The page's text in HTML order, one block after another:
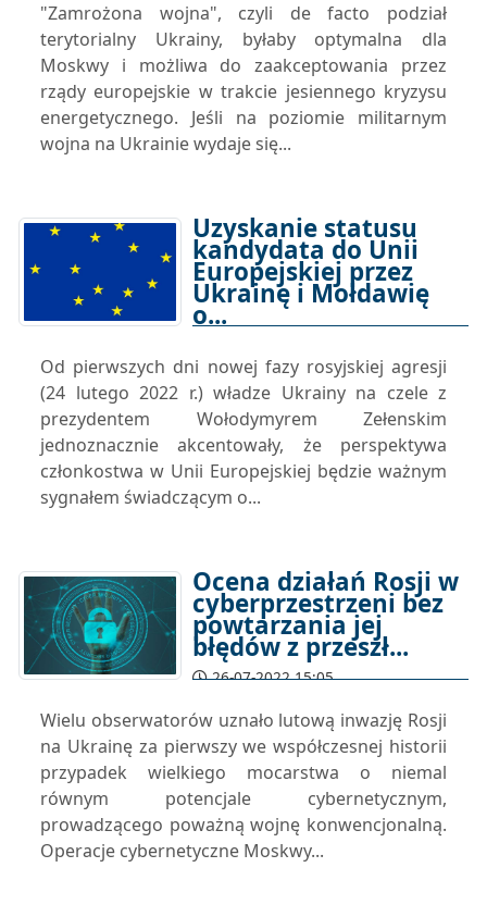
"Zamrożona wojna", czyli de facto podział
terytorialny Ukrainy, byłaby optymalna dla
Moskwy i możliwa do zaakceptowania przez
rządy europejskie w trakcie jesiennego kryzysu
energetycznego. Jeśli na poziomie militarnym
wojna na Ukrainie wydaje się...
Uzyskanie statusu
kandydata do Unii
Europejskiej przez
Ukrainę i Mołdawię
o...
Od pierwszych dni nowej fazy rosyjskiej agresji
(24 lutego 2022 r.) władze Ukrainy na czele z
prezydentem Wołodymyrem Zełenskim
jednoznacznie akcentowały, że perspektywa
członkostwa w Unii Europejskiej będzie ważnym
sygnałem świadczącym o...
Ocena działań Rosji w
cyberprzestrzeni bez
powtarzania jej
błędów z przeszł...
26-07-2022 15:05
Wielu obserwatorów uznało lutową inwazję Rosji
na Ukrainę za pierwszy we współczesnej historii
przypadek wielkiego mocarstwa o niemal
równym potencjale cybernetycznym,
prowadzącego poważną wojnę konwencjonalną.
Operacje cybernetyczne Moskwy...